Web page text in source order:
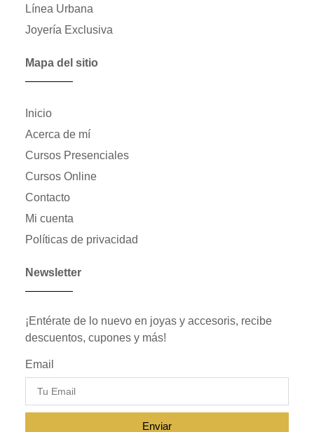
Línea Urbana
Joyería Exclusiva
Mapa del sitio
Inicio
Acerca de mí
Cursos Presenciales
Cursos Online
Contacto
Mi cuenta
Políticas de privacidad
Newsletter
¡Entérate de lo nuevo en joyas y accesoris, recibe
descuentos, cupones y más!
Email
Enviar